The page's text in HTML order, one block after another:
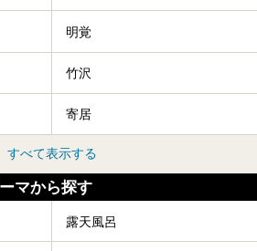
明覚
竹沢
寄居
すべて表示する
マから探す
露天風呂